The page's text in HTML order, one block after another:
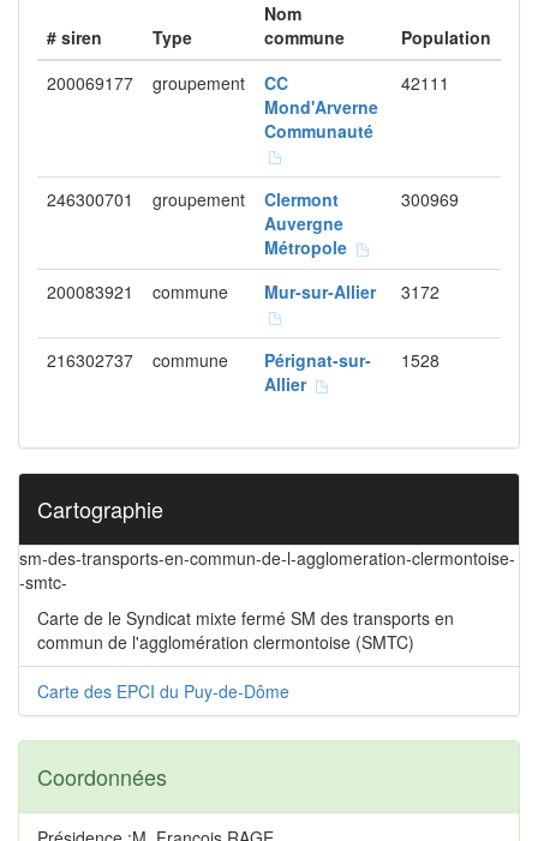
# siren Type
Nom
commune
Population
200069177
groupement
CC
Mond'Arverne
Communauté
42111
246300701 groupement
Clermont
Auvergne
Métropole
300969
200083921 commune Mur-sur-Allier 3172
216302737 commune
Pérignat-sur-
Allier
1528
Cartographie
sm-des-transports-en-commun-de-l-agglomeration-clermontoise-
-smtc-
Carte de le Syndicat mixte fermé SM des transports en
commun de l'agglomération clermontoise (SMTC)
Carte des EPCI du Puy-de-Dôme
Coordonnées